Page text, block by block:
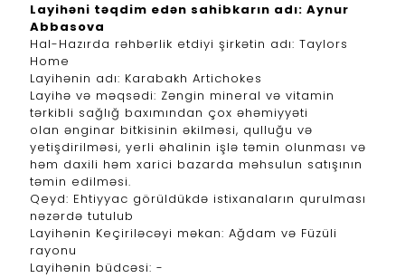
Layihəni təqdim edən sahibkarın adı: Aynur
Abbasova
Hal-Hazırda rəhbərlik etdiyi şirkətin adı: Taylors
Home
Layihənin adı: Karabakh Artichokes
Layihə və məqsədi: Zəngin mineral və vitamin
tərkibli sağlığ baxımından çox əhəmiyyəti
olan ənginar bitkisinin əkilməsi, qulluğu və
yetişdirilməsi, yerli əhalinin işlə təmin olunması və
həm daxili həm xarici bazarda məhsulun satışının
təmin edilməsi.
Qeyd: Ehtiyyac görüldükdə istixanaların qurulması
nəzərdə tutulub
Layihənin Keçiriləcəyi məkan: Ağdam və Füzüli
rayonu
Layihənin büdcəsi: -